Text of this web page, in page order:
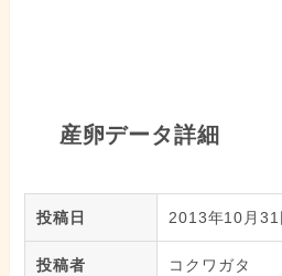
産卵データ詳細
投稿日 2013年10月31
投稿者 コクワガタ